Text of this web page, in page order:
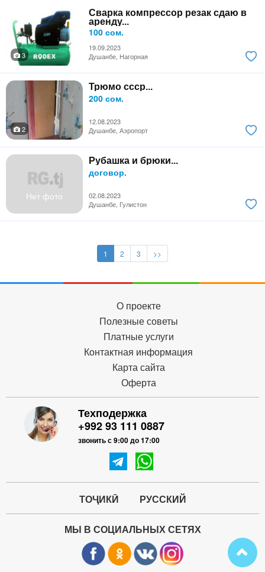
Сварка компрессор резак сдаю в
аренду...
100 сом.
19.09.2023
3
Душанбе, Нагорная
Трюмо ссср...
200 сом.
12.08.2023
2
Душанбе, Аэропорт
Нет фото
Рубашка и брюки...
договор.
02.08.2023
Душанбе, Гулистон
1 2 3 >>
О проекте
Полезные советы
Платные услуги
Контактная информация
Карта сайта
Оферта
Техподержка
+992 93 111 0887
звонить с 9:00 до 17:00
ТОҶИКӢ РУССКИЙ
МЫ В СОЦИАЛЬНЫХ СЕТЯХ